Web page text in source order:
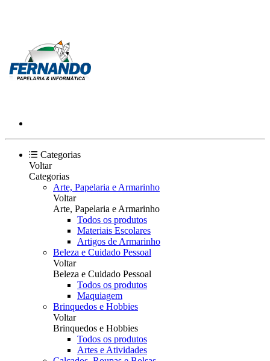
Categorias
Voltar
Categorias
Arte, Papelaria e Armarinho
Voltar
Arte, Papelaria e Armarinho
Todos os produtos
Materiais Escolares
Artigos de Armarinho
Beleza e Cuidado Pessoal
Voltar
Beleza e Cuidado Pessoal
Todos os produtos
Maquiagem
Brinquedos e Hobbies
Voltar
Brinquedos e Hobbies
Todos os produtos
Artes e Atividades